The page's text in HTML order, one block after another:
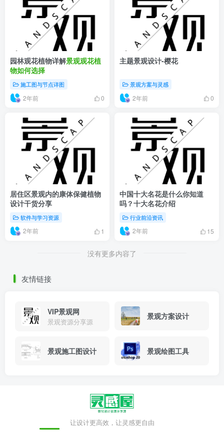
园林观花植物详解景观观花植
物如何选择
施工图与节点详图
2年前 0
主题景观设计-樱花
景观方案与灵感
2年前 0
居住区景观内的康体保健植物
设计干货分享
软件与学习资源
2年前 1
中国十大名花是什么你知道
吗？十大名花介绍
行业前沿资讯
2年前 15
没有更多内容了
友情链接
VIP景观网
景观资源分享源
景观方案设计
景观施工图设计 景观绘图工具
让设计更高效，让灵感更自由